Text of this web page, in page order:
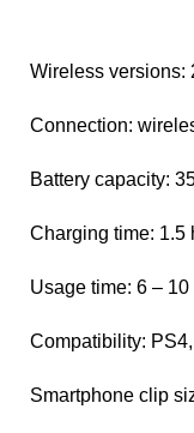
Wireless versions:
Connection:
Battery capacity:
Charging time: 1.5
Usage time: 6 –
Compatibility:
Smartphone clip